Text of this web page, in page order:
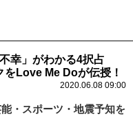
幸」がわかる4択占
Love Me Doが伝授！
2020.06.08 09:00
・スポーツ・地震予知を